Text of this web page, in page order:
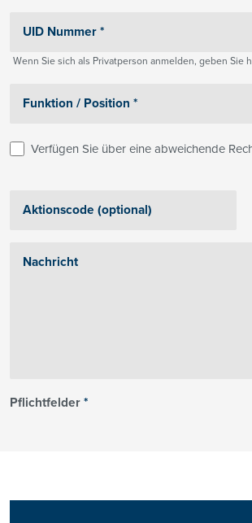
Wenn Sie sich als Privatperson anmelden, geben Sie
Verfügen Sie über eine abweichende
Pflichtfelder*